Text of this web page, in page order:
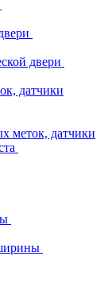
двери
датчики
меток, датчики